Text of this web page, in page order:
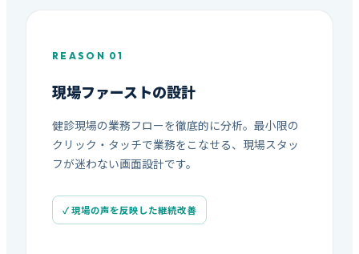
REASON 01
現場ファーストの設計
健診現場の業務フローを徹底的に分析。最小限の
クリック・タッチで業務をこなせる、現場スタッ
フが迷わない画面設計です。
✓ 現場の声を反映した継続改善